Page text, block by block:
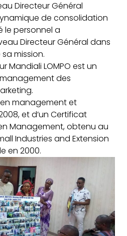
Directeur Général
de consolidation
le personnel a
Directeur Général dans
mission.
Mandiali LOMPO est un
des
en management et
et d’un Certificat
Management, obtenu au
Industries and Extension
en 2000.